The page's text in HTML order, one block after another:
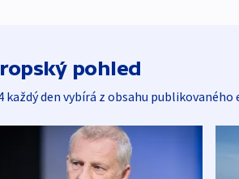
pohled
každý den vybírá z obsahu